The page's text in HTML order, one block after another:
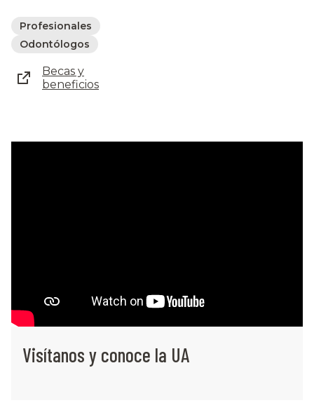
Profesionales
Odontólogos
Becas y
beneficios
Visítanos y conoce la UA